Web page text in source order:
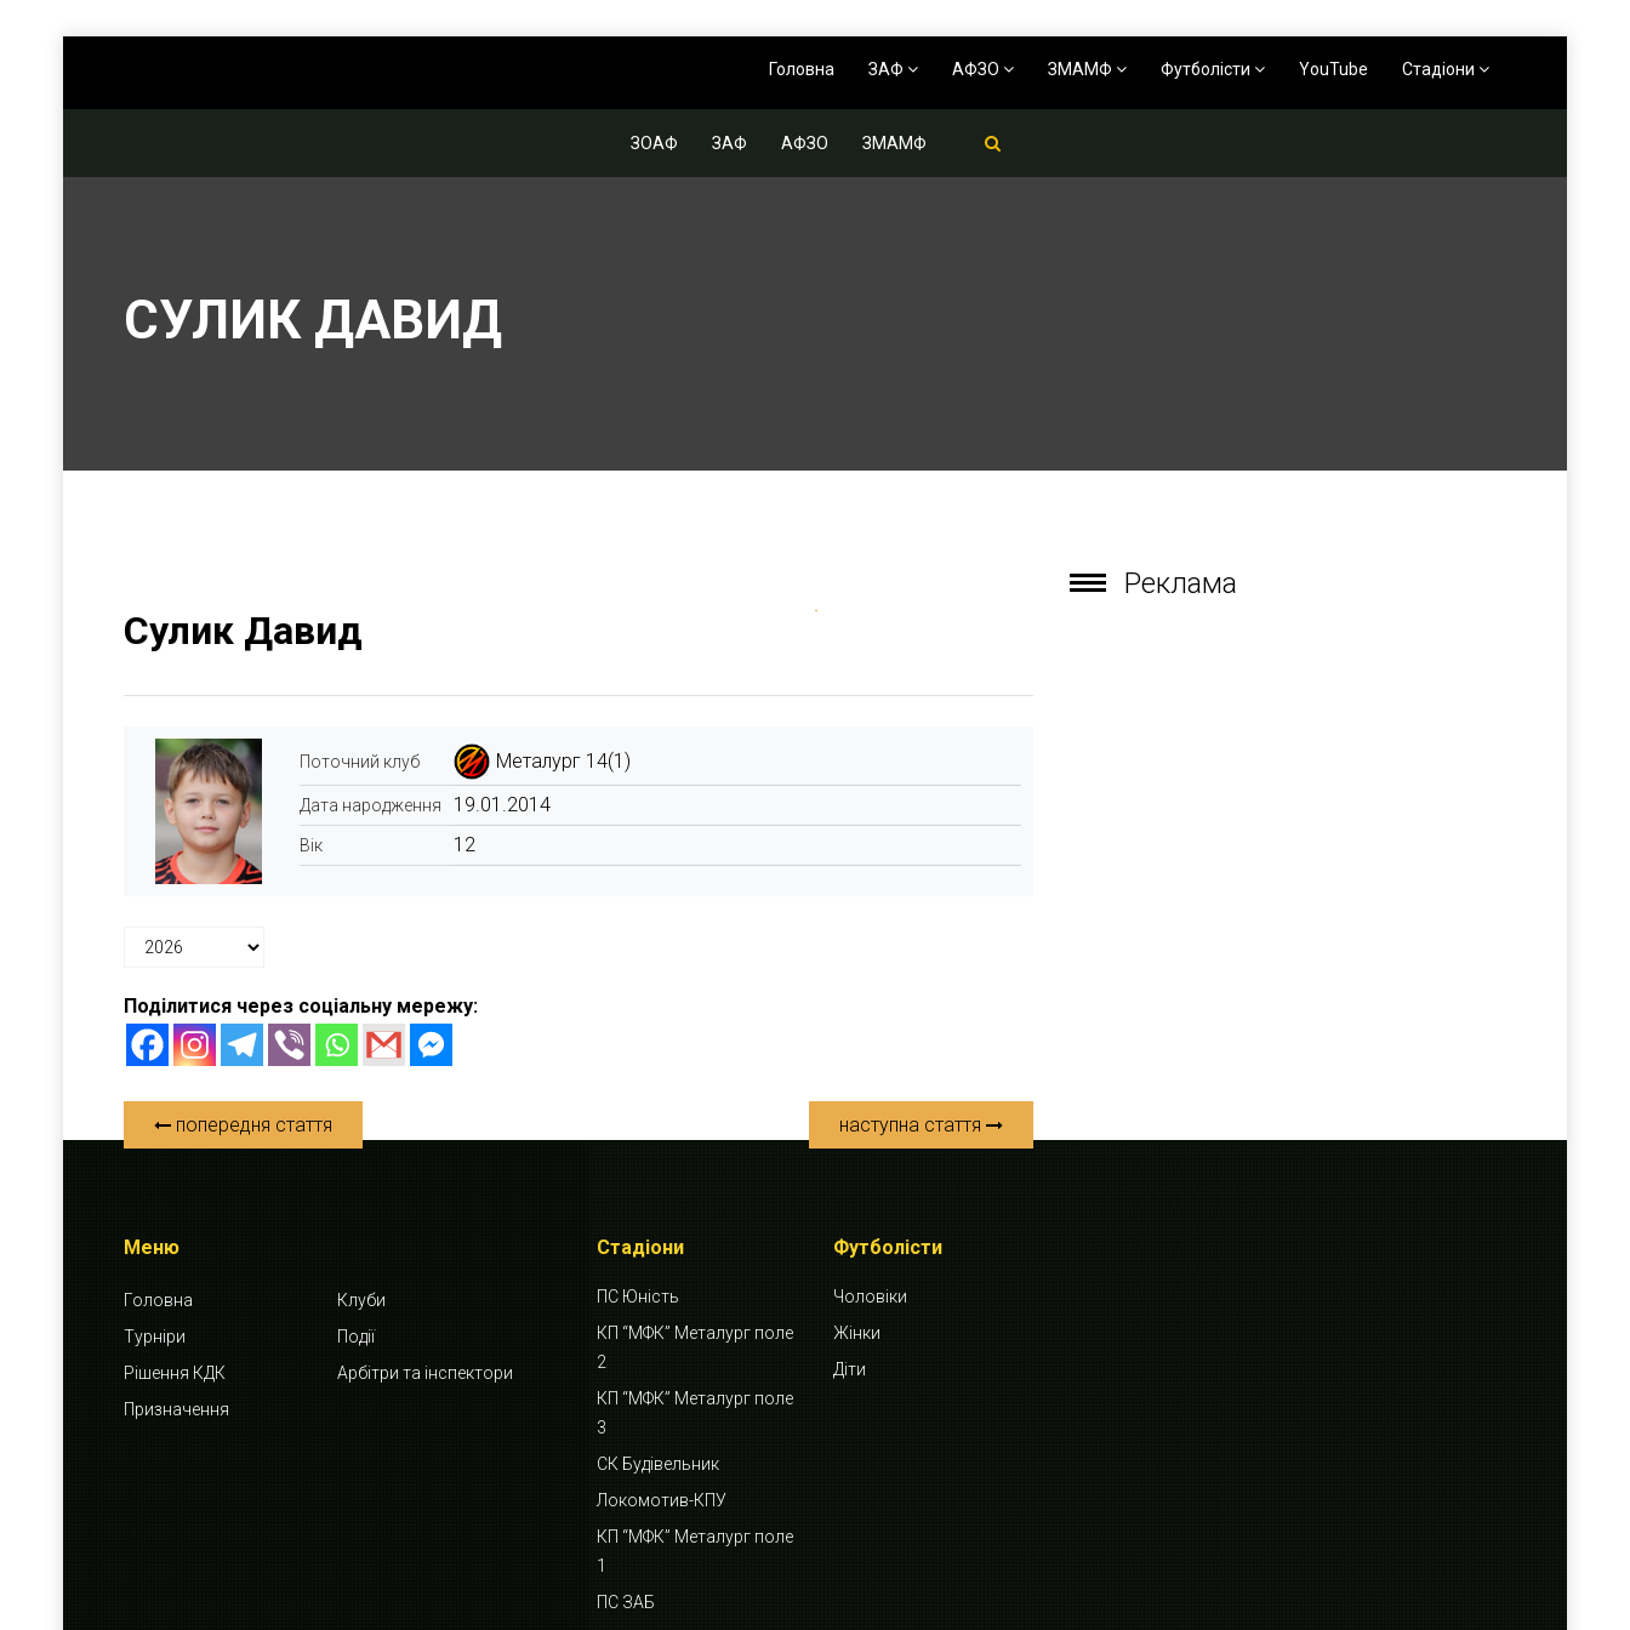
Головна ЗАФ АФЗО ЗМАМФ Футболісти YouTube Стадіони
ЗОАФ ЗАФ АФЗО ЗМАМФ
СУЛИК ДАВИД
Сулик Давид
Поточний клуб Металург 14(1)
Дата народження 19.01.2014
Вік 12
Поділитися через соціальну мережу:
попередня стаття наступна стаття
Реклама
Меню
Головна
Клуби
Турніри
Події
Рішення КДК
Арбітри та інспектори
Призначення
Стадіони
ПС Юність
КП “МФК” Металург поле
2
КП “МФК” Металург поле
3
СК Будівельник
Локомотив-КПУ
КП “МФК” Металург поле
1
ПС ЗАБ
Футболісти
Чоловіки
Жінки
Діти